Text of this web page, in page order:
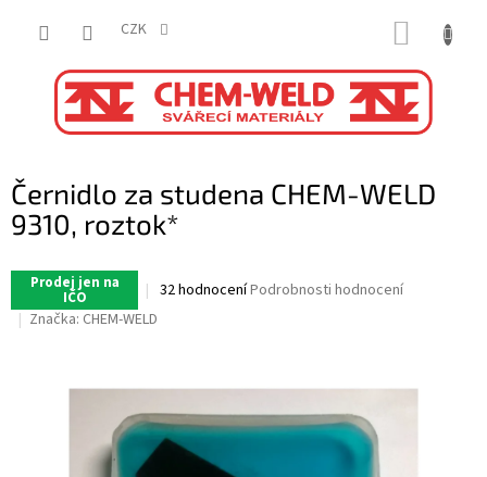
CZK
Černidlo za studena CHEM-WELD
9310, roztok*
Prodej jen na
IČO
Průměrné
z
5
hvězdiček.
32 hodnoceníPodrobnosti hodnocení
Značka: CHEM-WELD